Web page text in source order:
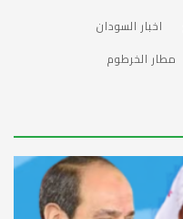
اخبار السودان
مطار الخرطوم